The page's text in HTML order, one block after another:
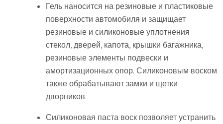
Гель наносится на резиновые и пластиковые
поверхности автомобиля и защищает
резиновые и силиконовые уплотнения
стекол, дверей, капота, крышки багажника,
резиновые элементы подвески и
амортизационных опор. Силиконовым воском
также обрабатывают замки и щетки
дворников.
Силиконовая паста воск позволяет устранить